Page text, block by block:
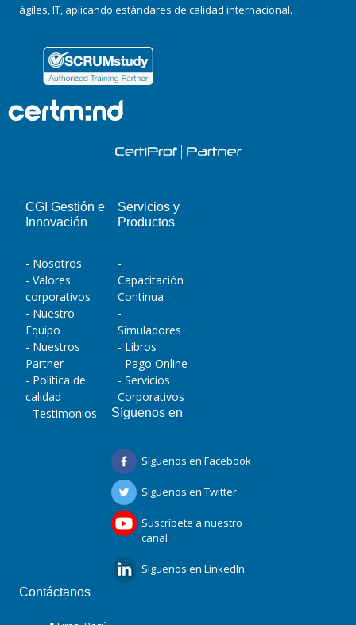
ágiles, IT, aplicando estándares de calidad internacional.
CGI Gestión e
Innovación
- Nosotros
- Valores
corporativos
- Nuestro
Equipo
- Nuestros
Partner
- Política de
calidad
- Testimonios
Servicios y
Productos
-
Capacitación
Continua
-
Simuladores
- Libros
- Pago Online
- Servicios
Corporativos
Síguenos en
Síguenos en Facebook
Síguenos en Twitter
Suscríbete a nuestro
canal
Síguenos en LinkedIn
Contáctanos